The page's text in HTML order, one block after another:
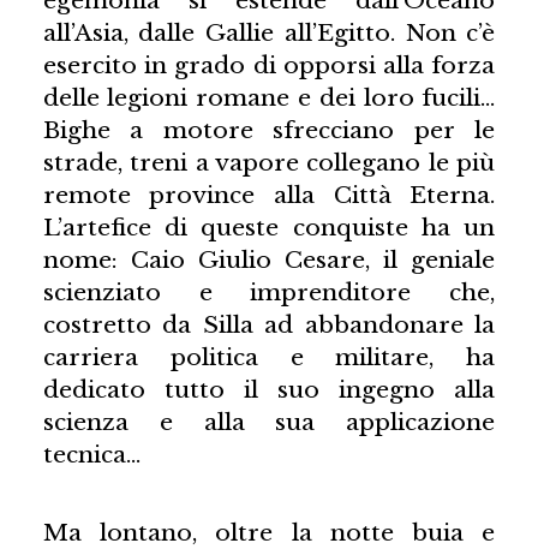
all’Asia, dalle Gallie all’Egitto. Non c’è
esercito in grado di opporsi alla forza
delle legioni romane e dei loro fucili…
Bighe a motore sfrecciano per le
strade, treni a vapore collegano le più
remote province alla Città Eterna.
L’artefice di queste conquiste ha un
nome: Caio Giulio Cesare, il geniale
scienziato e imprenditore che,
costretto da Silla ad abbandonare la
carriera politica e militare, ha
dedicato tutto il suo ingegno alla
scienza e alla sua applicazione
tecnica…
Ma lontano, oltre la notte buia e